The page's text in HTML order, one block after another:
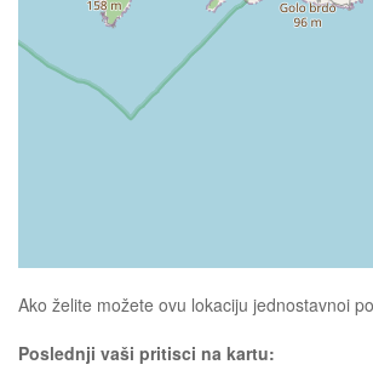
Ako želite možete ovu lokaciju jednostavnoi
Poslednji vaši pritisci na kartu: